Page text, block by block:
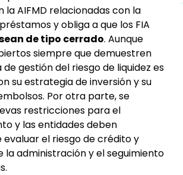
la AIFMD relacionadas con la
y obliga a que los FIA
de tipo cerrado. Aunque
siempre que demuestren
gestión del riesgo de liquidez es
su estrategia de inversión y su
Por otra parte, se
restricciones para el
y las entidades deben
evaluar el riesgo de crédito y
la administración y el seguimiento